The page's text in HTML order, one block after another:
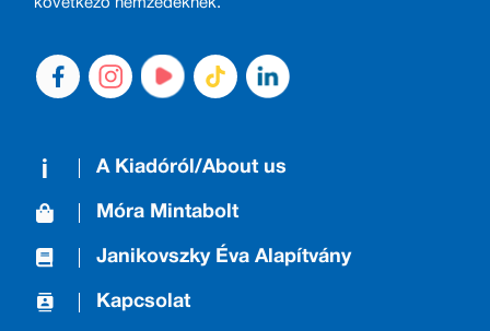
A Kiadóról/About us
Móra Mintabolt
Janikovszky Éva Alapítvány
Kapcsolat